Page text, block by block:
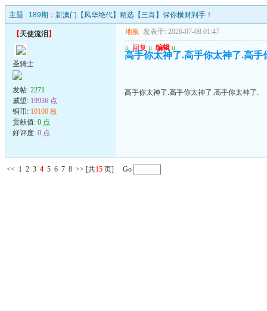
主题 : 189期：新澳门【风华绝代】精选【三肖】保你横财到手！
【天使流泪 】
圣骑士
发帖: 2271
威望: 19936 点
铜币: 10100 枚
贡献值: 0 点
好评度: 0 点
地板 发表于: 2026-07-08 01:47
u 回复 u 编辑 u
高手你太神了.高手你太神了.高手
高手你太神了.高手你太神了.高手你太神了.
<< 1 2 3 4 5 6 7 8 >> [共15 页] Go